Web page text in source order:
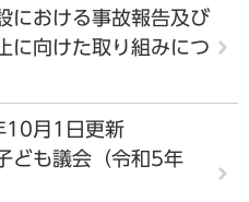
における事故報告及び
に向けた取り組みにつ
月1日更新
ども議会（令和5年